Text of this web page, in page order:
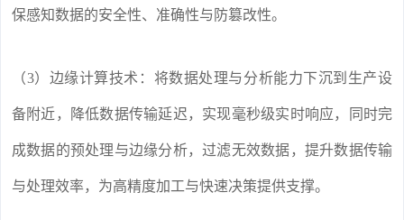
保感知数据的安全性、准确性与防篡改性。
（3）边缘计算技术：将数据处理与分析能力下沉到生产设
备附近，降低数据传输延迟，实现毫秒级实时响应，同时完
成数据的预处理与边缘分析，过滤无效数据，提升数据传输
与处理效率，为高精度加工与快速决策提供支撑。